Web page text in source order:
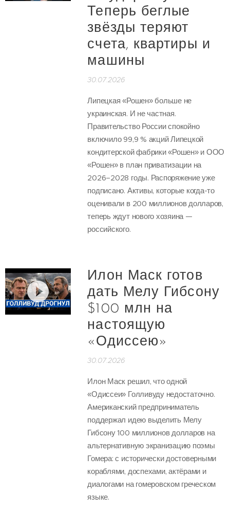
Теперь беглые
звёзды теряют
счета, квартиры и
машины
30.07.2026
Липецкая «Рошен» больше не
украинская. И не частная.
Правительство России спокойно
включило 99,9 % акций Липецкой
кондитерской фабрики «Рошен» и ООО
«Рошен» в план приватизации на
2026–2028 годы. Распоряжение уже
подписано. Активы, которые когда-то
оценивали в 200 миллионов долларов,
теперь ждут нового хозяина —
российского.
Илон Маск готов
дать Мелу Гибсону
$100 млн на
настоящую
«Одиссею»
30.07.2026
Илон Маск решил, что одной
«Одиссеи» Голливуду недостаточно.
Американский предприниматель
поддержал идею выделить Мелу
Гибсону 100 миллионов долларов на
альтернативную экранизацию поэмы
Гомера: с исторически достоверными
кораблями, доспехами, актёрами и
диалогами на гомеровском греческом
языке.